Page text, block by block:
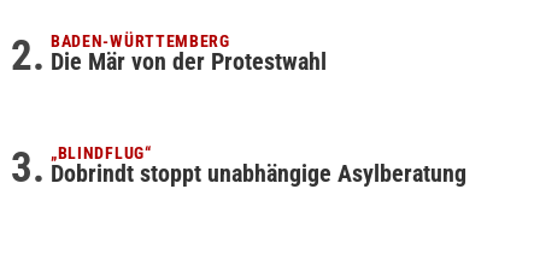
BADEN-WÜRTTEMBERG
Die Mär von der Protestwahl
„BLINDFLUG“
Dobrindt stoppt unabhängige Asylberatung